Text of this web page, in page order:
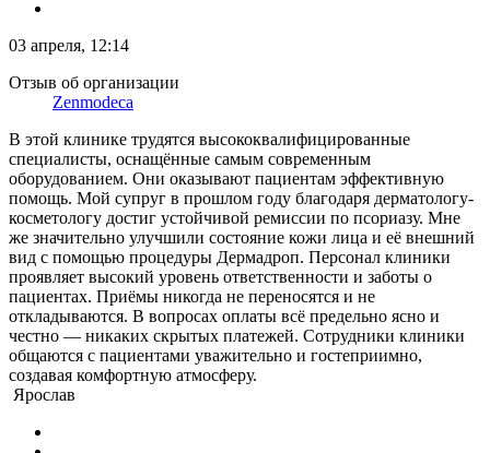
03 апреля, 12:14
Отзыв об организации
Zenmodeca
В этой клинике трудятся высококвалифицированные
специалисты, оснащённые самым современным
оборудованием. Они оказывают пациентам эффективную
помощь. Мой супруг в прошлом году благодаря дерматологу-
косметологу достиг устойчивой ремиссии по псориазу. Мне
же значительно улучшили состояние кожи лица и её внешний
вид с помощью процедуры Дермадроп. Персонал клиники
проявляет высокий уровень ответственности и заботы о
пациентах. Приёмы никогда не переносятся и не
откладываются. В вопросах оплаты всё предельно ясно и
честно — никаких скрытых платежей. Сотрудники клиники
общаются с пациентами уважительно и гостеприимно,
создавая комфортную атмосферу.
Ярослав